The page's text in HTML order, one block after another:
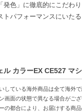
発色」に徹底的にこだわ
トパフォーマンスにいた
間】
ル カラーEX CE527 マ
している海外商品は全て海外
画面の状態で異なる場合がご
の都合により、お届けする商